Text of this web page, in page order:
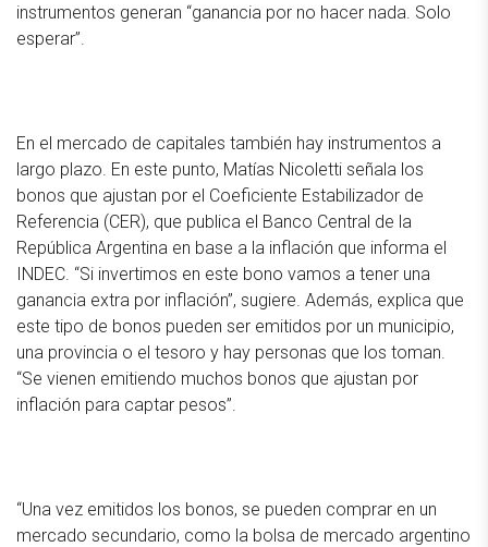
instrumentos generan “ganancia por no hacer nada. Solo
esperar”.
En el mercado de capitales también hay instrumentos a
largo plazo. En este punto, Matías Nicoletti señala los
bonos que ajustan por el Coeficiente Estabilizador de
Referencia (CER), que publica el Banco Central de la
República Argentina en base a la inflación que informa el
INDEC. “Si invertimos en este bono vamos a tener una
ganancia extra por inflación”, sugiere. Además, explica que
este tipo de bonos pueden ser emitidos por un municipio,
una provincia o el tesoro y hay personas que los toman.
“Se vienen emitiendo muchos bonos que ajustan por
inflación para captar pesos”.
“Una vez emitidos los bonos, se pueden comprar en un
mercado secundario, como la bolsa de mercado argentino